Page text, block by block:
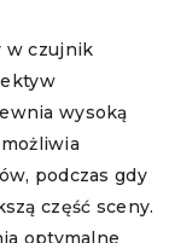
w czujnik
wysoką
podczas gdy
część sceny.
optymalne